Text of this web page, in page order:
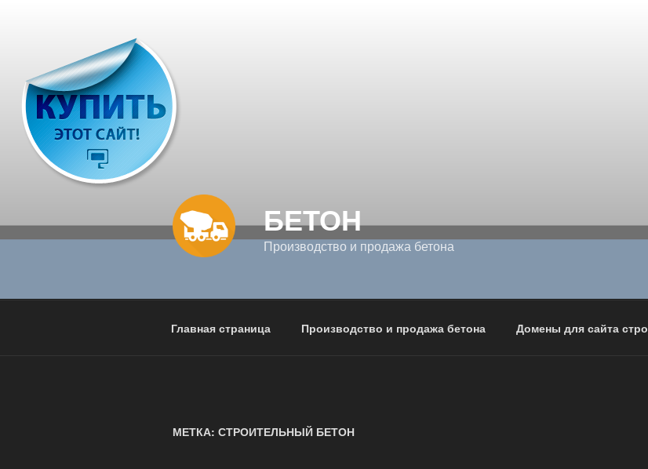
БЕТОН
Производство и продажа бетона
Главная страница Производство и продажа бетона Домены для сайта
МЕТКА: СТРОИТЕЛЬНЫЙ БЕТОН